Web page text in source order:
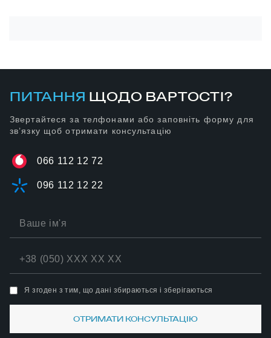
ПИТАННЯ ЩОДО ВАРТОСТІ?
Звертайтеся за телфонами або заповніть форму для
зв’язку щоб отримати консультацію
066 112 12 72
096 112 12 22
Я згоден з тим, що дані збираються і зберігаються
ОТРИМАТИ КОНСУЛЬТАЦІЮ